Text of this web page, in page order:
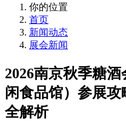
你的位置
首页
新闻动态
展会新闻
2026南京秋季糖
闲食品馆）参展
全解析